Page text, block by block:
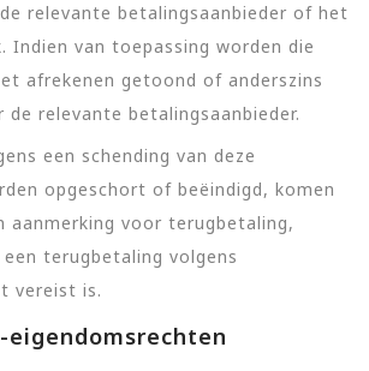
relevante betalingsaanbieder of het
Indien van toepassing worden die
afrekenen getoond of anderszins
de relevante betalingsaanbieder.
een schending van deze
opgeschort of beëindigd, komen
aanmerking voor terugbetaling,
terugbetaling volgens
vereist is.